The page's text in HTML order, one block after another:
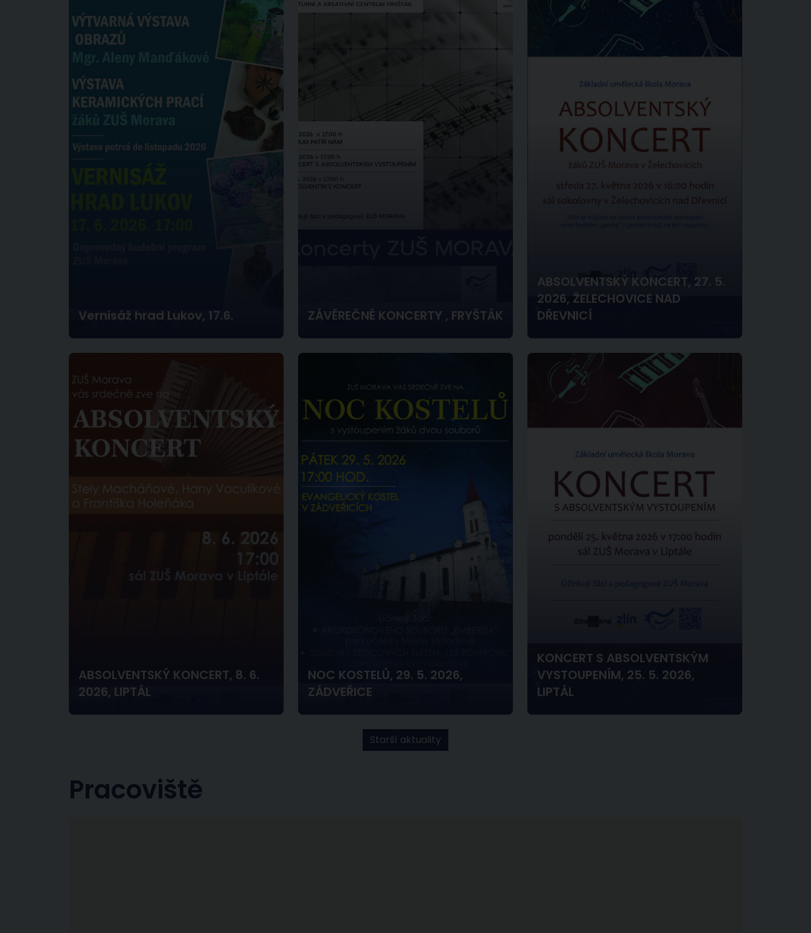
Vernisáž hrad Lukov, 17.6. ZÁVĚREČNÉ KONCERTY , FRYŠTÁK
ABSOLVENTSKÝ KONCERT, 27. 5.
2026, ŽELECHOVICE NAD
DŘEVNICÍ
ABSOLVENTSKÝ KONCERT, 8. 6.
2026, LIPTÁL
NOC KOSTELŮ, 29. 5. 2026,
ZÁDVEŘICE
KONCERT S ABSOLVENTSKÝM
VYSTOUPENÍM, 25. 5. 2026,
LIPTÁL
Starší aktuality
Pracoviště